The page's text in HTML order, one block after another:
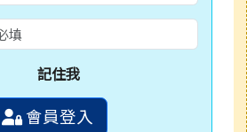
記住我
會員登入